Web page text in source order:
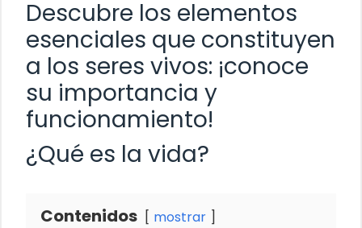
Descubre los elementos
esenciales que constituyen
a los seres vivos: ¡conoce
su importancia y
funcionamiento!
¿Qué es la vida?
Contenidos mostrar